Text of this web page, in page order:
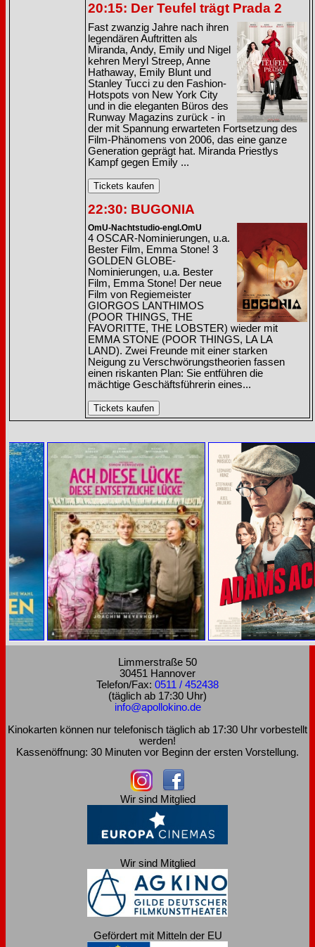
20:15: Der Teufel trägt Prada 2
Fast zwanzig Jahre nach ihren
legendären Auftritten als
Miranda, Andy, Emily und Nigel
kehren Meryl Streep, Anne
Hathaway, Emily Blunt und
Stanley Tucci zu den Fashion-
Hotspots von New York City
und in die eleganten Büros des
Runway Magazins zurück - in
der mit Spannung erwarteten Fortsetzung des
Film-Phänomens von 2006, das eine ganze
Generation geprägt hat. Miranda Priestlys
Kampf gegen Emily ...
22:30: BUGONIA
OmU-Nachtstudio-engl.OmU
4 OSCAR-Nominierungen, u.a.
Bester Film, Emma Stone! 3
GOLDEN GLOBE-
Nominierungen, u.a. Bester
Film, Emma Stone! Der neue
Film von Regiemeister
GIORGOS LANTHIMOS
(POOR THINGS, THE
FAVORITTE, THE LOBSTER) wieder mit
EMMA STONE (POOR THINGS, LA LA
LAND). Zwei Freunde mit einer starken
Neigung zu Verschwörungstheorien fassen
einen riskanten Plan: Sie entführen die
mächtige Geschäftsführerin eines...
Limmerstraße 50
30451 Hannover
Telefon/Fax: 0511 / 452438
(täglich ab 17:30 Uhr)
info@apollokino.de
Kinokarten können nur telefonisch täglich ab 17:30 Uhr vorbestellt
werden!
Kassenöffnung: 30 Minuten vor Beginn der ersten Vorstellung.
Wir sind Mitglied
Wir sind Mitglied
Gefördert mit Mitteln der EU